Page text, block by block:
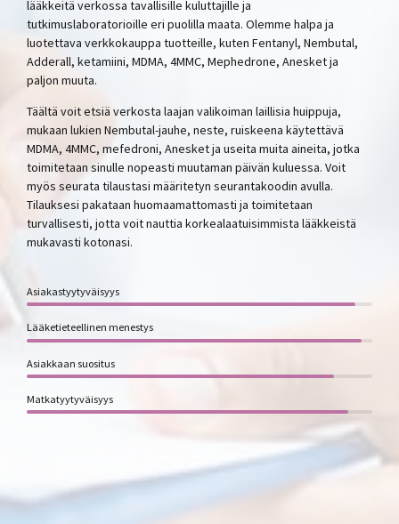
lääkkeitä verkossa tavallisille kuluttajille ja
tutkimuslaboratorioille eri puolilla maata. Olemme halpa ja
luotettava verkkokauppa tuotteille, kuten Fentanyl, Nembutal,
Adderall, ketamiini, MDMA, 4MMC, Mephedrone, Anesket ja
paljon muuta.
Täältä voit etsiä verkosta laajan valikoiman laillisia huippuja,
mukaan lukien Nembutal-jauhe, neste, ruiskeena käytettävä
MDMA, 4MMC, mefedroni, Anesket ja useita muita aineita, jotka
toimitetaan sinulle nopeasti muutaman päivän kuluessa. Voit
myös seurata tilaustasi määritetyn seurantakoodin avulla.
Tilauksesi pakataan huomaamattomasti ja toimitetaan
turvallisesti, jotta voit nauttia korkealaatuisimmista lääkkeistä
mukavasti kotonasi.
Asiakastyytyväisyys
Lääketieteellinen menestys
Asiakkaan suositus
Matkatyytyväisyys